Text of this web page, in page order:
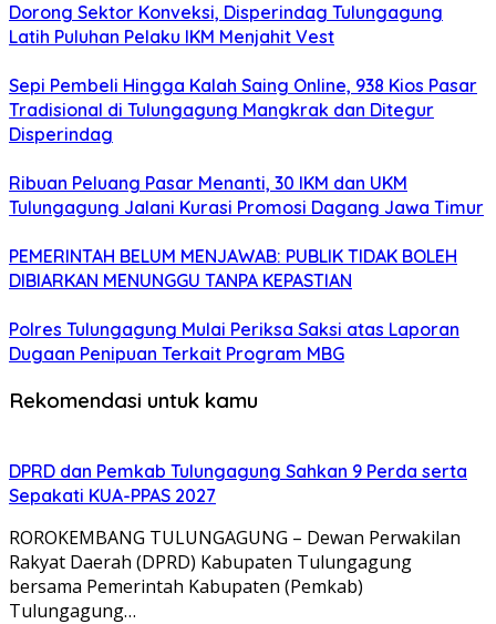
Dorong Sektor Konveksi, Disperindag Tulungagung
Latih Puluhan Pelaku IKM Menjahit Vest
Sepi Pembeli Hingga Kalah Saing Online, 938 Kios Pasar
Tradisional di Tulungagung Mangkrak dan Ditegur
Disperindag
Ribuan Peluang Pasar Menanti, 30 IKM dan UKM
Tulungagung Jalani Kurasi Promosi Dagang Jawa Timur
PEMERINTAH BELUM MENJAWAB: PUBLIK TIDAK BOLEH
DIBIARKAN MENUNGGU TANPA KEPASTIAN
Polres Tulungagung Mulai Periksa Saksi atas Laporan
Dugaan Penipuan Terkait Program MBG
Rekomendasi untuk kamu
DPRD dan Pemkab Tulungagung Sahkan 9 Perda serta
Sepakati KUA-PPAS 2027
ROROKEMBANG TULUNGAGUNG – Dewan Perwakilan
Rakyat Daerah (DPRD) Kabupaten Tulungagung
bersama Pemerintah Kabupaten (Pemkab)
Tulungagung…